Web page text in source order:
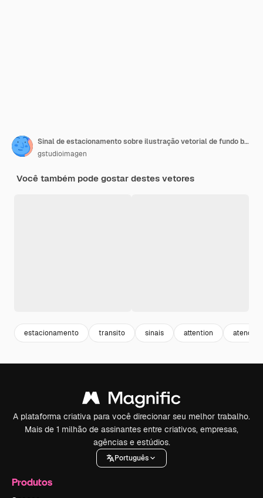
Sinal de estacionamento sobre ilustração vetorial de fundo branco
gstudioimagen
Você também pode gostar destes vetores
estacionamento transito sinais attention atenção
A plataforma criativa para você direcionar seu melhor trabalho.
Mais de 1 milhão de assinantes entre criativos, empresas,
agências e estúdios.
Português
Produtos